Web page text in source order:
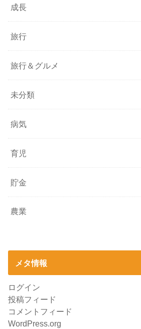
成長
旅行
旅行＆グルメ
未分類
病気
育児
貯金
農業
メタ情報
ログイン
投稿フィード
コメントフィード
WordPress.org